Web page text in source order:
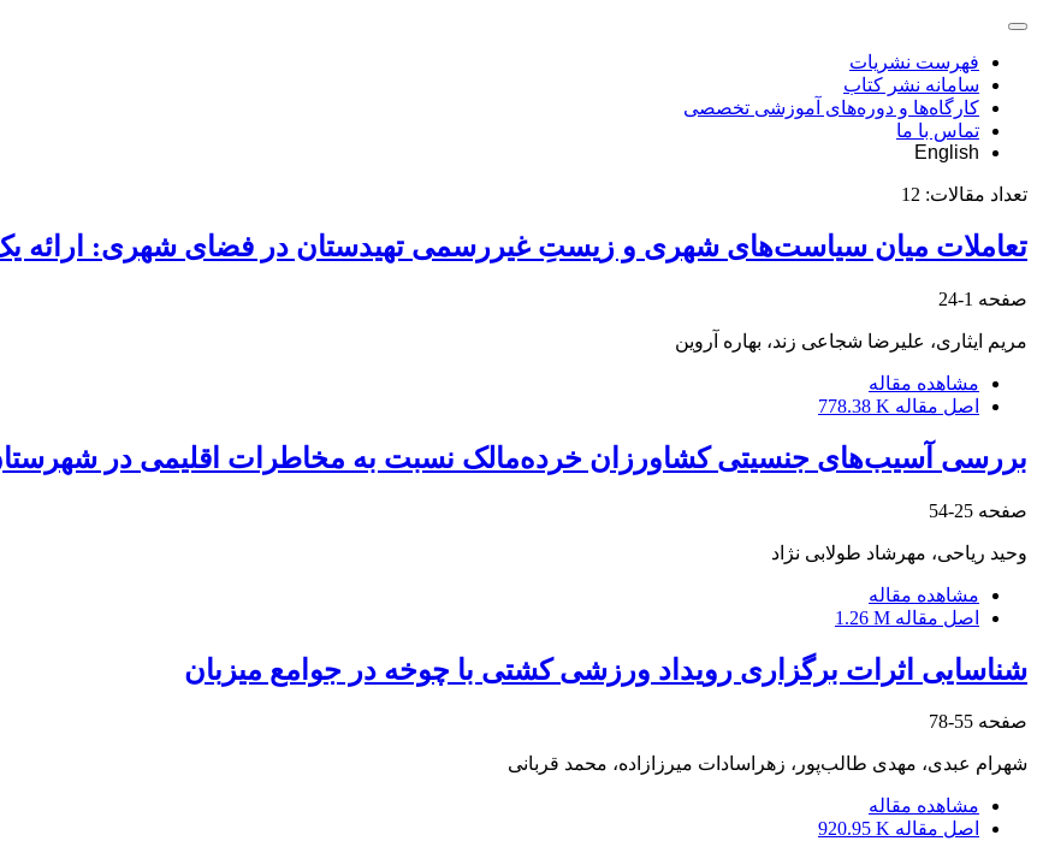
فهرست نشریات
سامانه نشر کتاب
کارگاه‌ها و دوره‌های آموزشی تخصصی
تماس با ما
English
تعداد مقالات: 12
تعاملات میان سیاست‌های شهری و زیستِ غیررسمی تهیدستان در فضای شهری: ارائه
صفحه 1-24
مریم ایثاری، علیرضا شجاعی زند، بهاره آروین
مشاهده مقاله
اصل مقاله 778.38 K
بررسی آسیب‌های جنسیتی کشاورزان خرده‌مالک نسبت به مخاطرات اقلیمی در
صفحه 25-54
وحید ریاحی، مهرشاد طولابی نژاد
مشاهده مقاله
اصل مقاله 1.26 M
شناسایی اثرات برگزاری رویداد ورزشی کشتی با چوخه در جوامع میزبان
صفحه 55-78
شهرام عبدی، مهدی طالب‌پور، زهراسادات میرزازاده، محمد قربانی
مشاهده مقاله
اصل مقاله 920.95 K